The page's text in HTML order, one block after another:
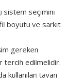
sistem seçimini
boyutu ve sarkıt
gereken
tercih edilmelidir.
kullanılan tavan